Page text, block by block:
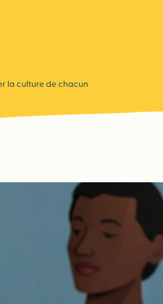
la culture de chacun